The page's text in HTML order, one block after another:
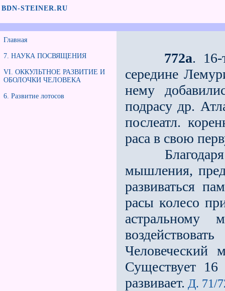
BDN-STEINER.RU
Главная
7. НАУКА ПОСВЯЩЕНИЯ
VI. ОККУЛЬТНОЕ РАЗВИТИЕ И
ОБОЛОЧКИ ЧЕЛОВЕКА
6. Развитие лотосов
772а. 16-
середине
нему
подрасу др.
послеатл.
раса в свою
Благодаря
мышления,
развиваться
расы колесо
астральному
Человеческий
Существует
развивает. Д. 71/